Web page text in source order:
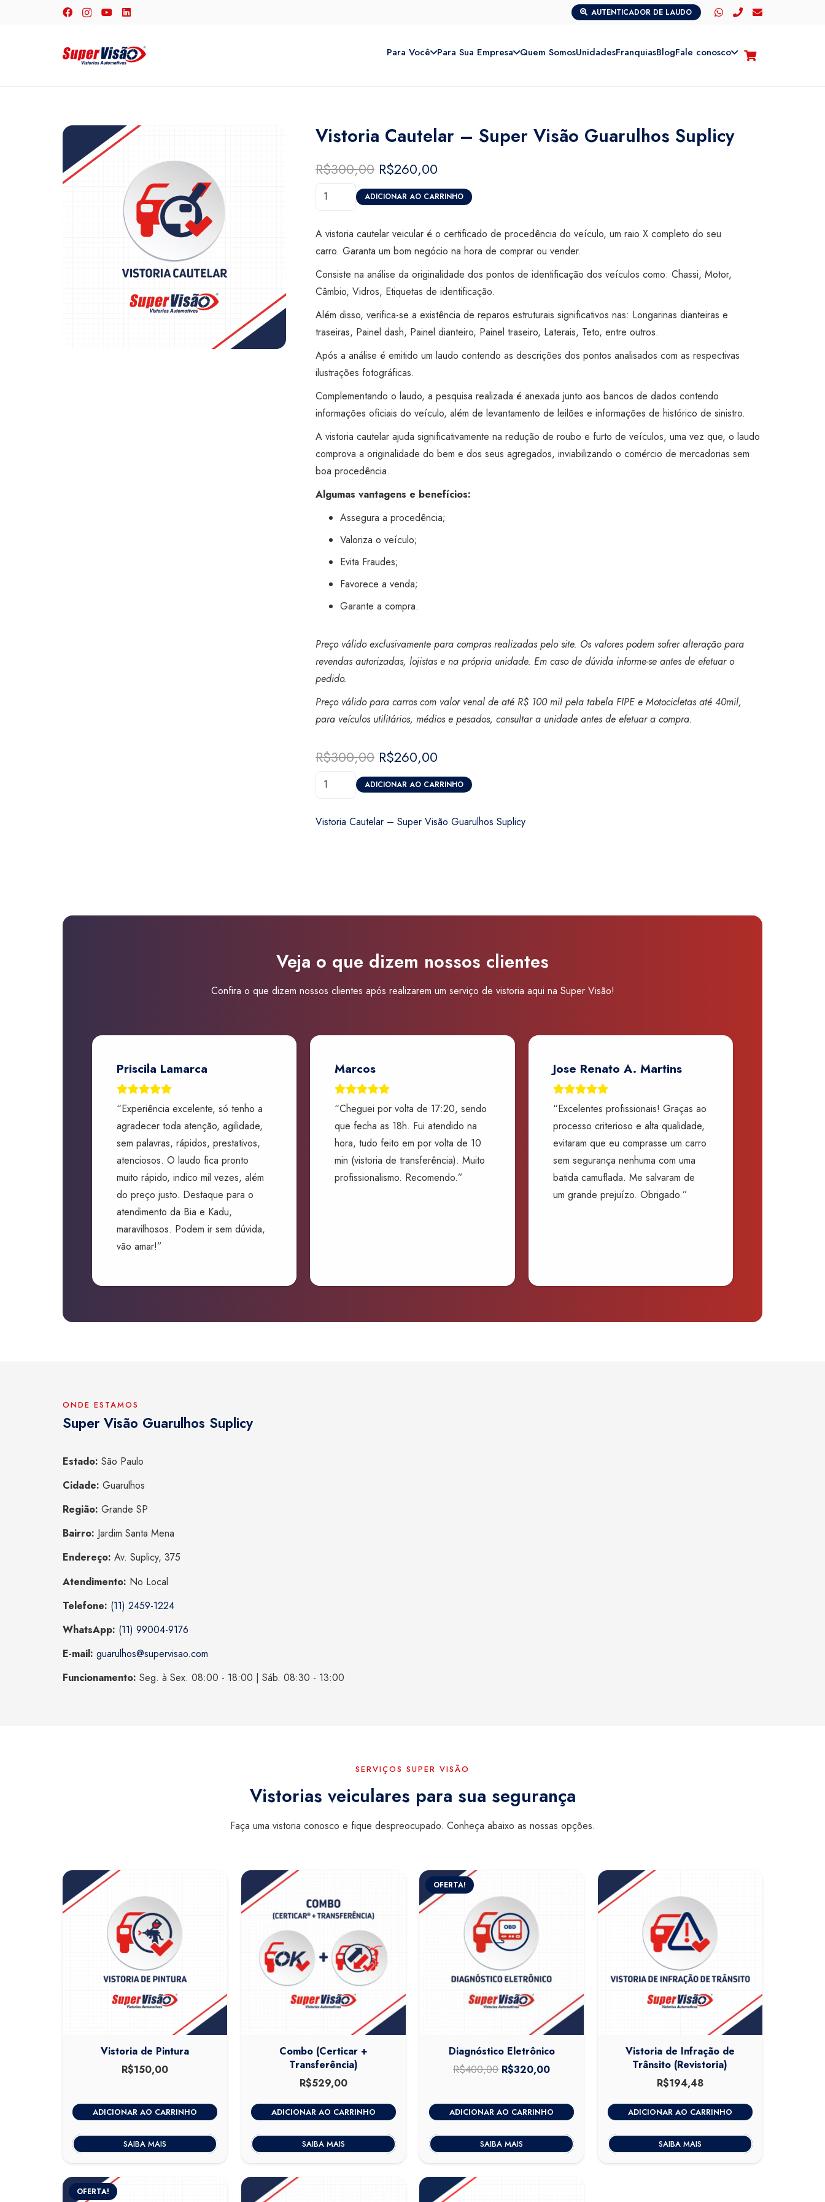
AUTENTICADOR DE LAUDO
Para Você Para Sua Empresa Quem SomosUnidadesFranquiasBlogFale conosco
Vistoria Cautelar – Super Visão Guarulhos Suplicy
R$300,00 O
preço
original
R$300,00.
R$260,00
preço
atual
R$260,00.
Vistoria
Guarulhos
Suplicy
quantidade
ADICIONAR AO CARRINHO
A vistoria cautelar veicular é o certificado de procedência do veículo, um raio X completo do seu
carro. Garanta um bom negócio na hora de comprar ou vender.
Consiste na análise da originalidade dos pontos de identificação dos veículos como: Chassi, Motor,
Câmbio, Vidros, Etiquetas de identificação.
Além disso, verifica-se a existência de reparos estruturais significativos nas: Longarinas dianteiras e
traseiras, Painel dash, Painel dianteiro, Painel traseiro, Laterais, Teto, entre outros.
Após a análise é emitido um laudo contendo as descrições dos pontos analisados com as respectivas
ilustrações fotográficas.
Complementando o laudo, a pesquisa realizada é anexada junto aos bancos de dados contendo
informações oficiais do veículo, além de levantamento de leilões e informações de histórico de sinistro.
A vistoria cautelar ajuda significativamente na redução de roubo e furto de veículos, uma vez que, o laudo
comprova a originalidade do bem e dos seus agregados, inviabilizando o comércio de mercadorias sem
boa procedência.
Algumas vantagens e benefícios:
Assegura a procedência;
Valoriza o veículo;
Evita Fraudes;
Favorece a venda;
Garante a compra.
Preço válido exclusivamente para compras realizadas pelo site. Os valores podem sofrer alteração para
revendas autorizadas, lojistas e na própria unidade. Em caso de dúvida informe-se antes de efetuar o
pedido.
Preço válido para carros com valor venal de até R$ 100 mil pela tabela FIPE e Motocicletas até 40mil,
para veículos utilitários, médios e pesados, consultar a unidade antes de efetuar a compra.
R$300,00 O
preço
original
R$300,00.
R$260,00
preço
atual
R$260,00.
Vistoria
ADICIONAR AO CARRINHO
Vistoria Cautelar – Super Visão Guarulhos Suplicy
Veja o que dizem nossos clientes
Confira o que dizem nossos clientes após realizarem um serviço de vistoria aqui na Super Visão!
Priscila Lamarca
“Experiência excelente, só tenho a
agradecer toda atenção, agilidade,
sem palavras, rápidos, prestativos,
atenciosos. O laudo fica pronto
muito rápido, indico mil vezes, além
do preço justo. Destaque para o
atendimento da Bia e Kadu,
maravilhosos. Podem ir sem dúvida,
vão amar!”
Marcos
“Cheguei por volta de 17:20, sendo
que fecha as 18h. Fui atendido na
hora, tudo feito em por volta de 10
min (vistoria de transferência). Muito
profissionalismo. Recomendo.”
Jose Renato A. Martins
“Excelentes profissionais! Graças ao
processo criterioso e alta qualidade,
evitaram que eu comprasse um carro
sem segurança nenhuma com uma
batida camuflada. Me salvaram de
um grande prejuízo. Obrigado.”
ONDE ESTAMOS
Super Visão Guarulhos Suplicy
Estado: São Paulo
Cidade: Guarulhos
Região: Grande SP
Bairro: Jardim Santa Mena
Endereço: Av. Suplicy, 375
Atendimento: No Local
Telefone: (11) 2459-1224
WhatsApp: (11) 99004-9176
E-mail: guarulhos@supervisao.com
Funcionamento: Seg. à Sex. 08:00 - 18:00 | Sáb. 08:30 - 13:00
SERVIÇOS SUPER VISÃO
Vistorias veiculares para sua segurança
Faça uma vistoria conosco e fique despreocupado. Conheça abaixo as nossas opções.
Vistoria de Pintura
R$150,00
ADICIONAR AO CARRINHO
SAIBA MAIS
Combo (Certicar +
Transferência)
R$529,00
ADICIONAR AO CARRINHO
SAIBA MAIS
OFERTA!
Diagnóstico Eletrônico
R$400,00 O
original
era:
R$400,00.
R$320,00
atual
é:
R$320,00.
ADICIONAR AO CARRINHO
SAIBA MAIS
Vistoria de Infração de
Trânsito (Revistoria)
R$194,48
ADICIONAR AO CARRINHO
SAIBA MAIS
OFERTA!